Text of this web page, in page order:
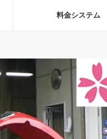
料金システム